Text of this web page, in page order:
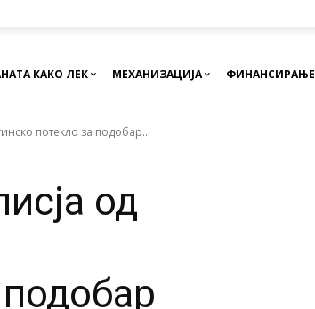
КАКО ЛЕК МЕХАНИЗАЦИЈА ФИНАНСИРАЊЕ
потекло за подобар...
од